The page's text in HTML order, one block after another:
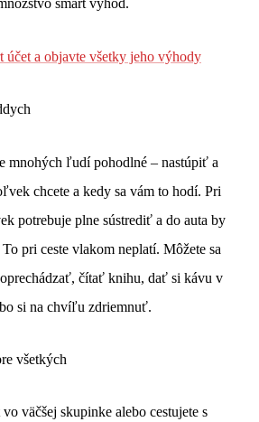
smart výhod.
účet a objavte všetky jeho výhody
mnohých ľudí pohodlné – nastúpiť a
chcete a kedy sa vám to hodí. Pri
potrebuje plne sústrediť a do auta by
pri ceste vlakom neplatí. Môžete sa
čítať knihu, dať si kávu v
si na chvíľu zdriemnuť.
všetkých
väčšej skupinke alebo cestujete s